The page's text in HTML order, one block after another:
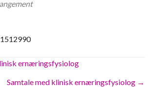
ernæringsfysiolog
Samtale med klinisk ernæringsfysiolog →